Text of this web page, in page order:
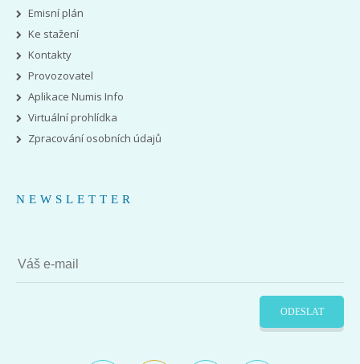
Emisní plán
Ke stažení
Kontakty
Provozovatel
Aplikace Numis Info
Virtuální prohlídka
Zpracování osobních údajů
NEWSLETTER
ODESLAT